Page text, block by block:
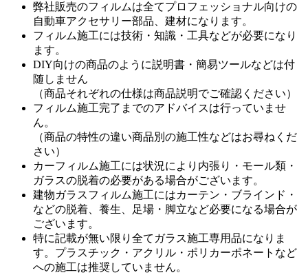
弊社販売のフィルムは全てプロフェッショナル向けの
自動車アクセサリー部品、建材になります。
フィルム施工には技術・知識・工具などが必要になり
ます。
DIY向けの商品のように説明書・簡易ツールなどは付
随しません
（商品それぞれの仕様は商品説明でご確認ください）
フィルム施工完了までのアドバイスは行っていませ
ん。
（商品の特性の違い商品別の施工性などはお尋ねくだ
さい）
カーフィルム施工には状況により内張り・モール類・
ガラスの脱着の必要がある場合がございます。
建物ガラスフィルム施工にはカーテン・ブラインド・
などの脱着、養生、足場・脚立など必要になる場合が
ございます。
特に記載が無い限り全てガラス施工専用品になりま
す。プラスチック・アクリル・ポリカーポネートなど
への施工は推奨していません。